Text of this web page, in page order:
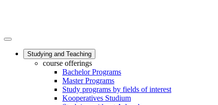
Studying and Teaching
course offerings
Bachelor Programs
Master Programs
Study programs by fields of interest
Kooperatives Studium